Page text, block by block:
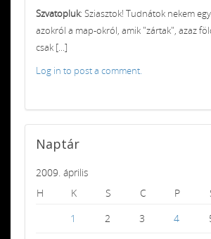
Szvatopluk: Sziasztok! Tudnátok nekem
azokról a map-okról, amik "zártak", azaz
csak [...]
Log in to post a comment.
Naptár
2009. április
H
K S C P
1
2 3 4